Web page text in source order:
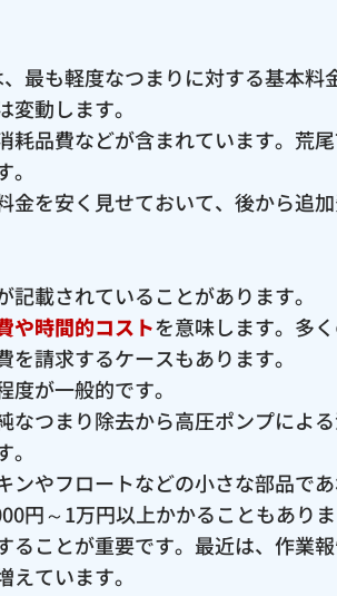
最も軽度なつまりに対する基本料
動します。
品費などが含まれています。荒
を安く見せておいて、後から追
載されていることがあります。
や時間的コストを意味します。多
請求するケースもあります。
が一般的です。
なつまり除去から高圧ポンプによ
ンやフロートなどの小さな部品で
円～1万円以上かかることもあり
ことが重要です。最近は、作業
ています。